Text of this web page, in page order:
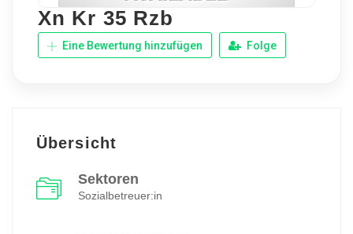
Xn Kr 35 Rzb
Eine Bewertung hinzufügen Folge
Übersicht
Sektoren
Sozialbetreuer:in